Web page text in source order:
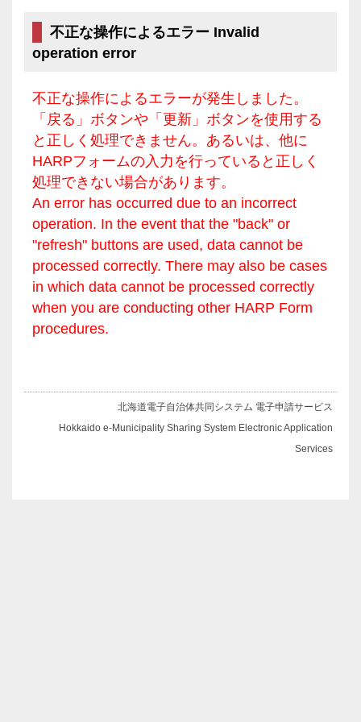
不正な操作によるエラー Invalid
operation error
不正な操作によるエラーが発生しました。
「戻る」ボタンや「更新」ボタンを使用する
と正しく処理できません。あるいは、他に
HARPフォームの入力を行っていると正しく
処理できない場合があります。
An error has occurred due to an incorrect
operation. In the event that the "back" or
"refresh" buttons are used, data cannot be
processed correctly. There may also be cases
in which data cannot be processed correctly
when you are conducting other HARP Form
procedures.
北海道電子自治体共同システム 電子申請サービス
Hokkaido e-Municipality Sharing System Electronic Application
Services